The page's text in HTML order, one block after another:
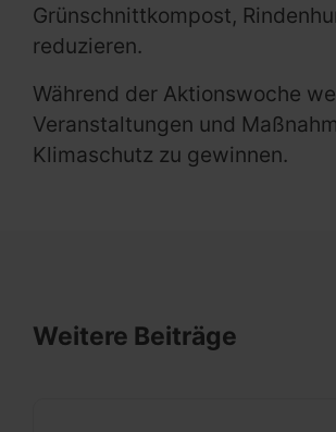
Grünschnittkompost,
reduzieren.
Während der Aktionswoche
Veranstaltungen und
Klimaschutz zu gewinnen.
Weitere Beiträge